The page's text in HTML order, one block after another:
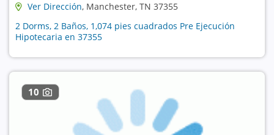
Ver Dirección, Manchester, TN 37355
2 Dorms, 2 Baños, 1,074 pies cuadrados Pre Ejecución
Hipotecaria en 37355
10